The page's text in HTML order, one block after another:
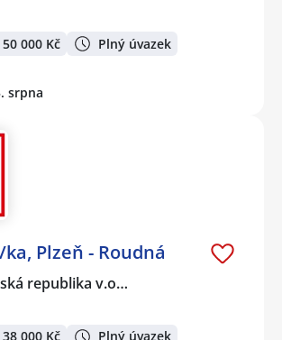
000 Kč Plný úvazek
srpna
Plzeň - Roudná
republika v.o…
000 Kč Plný úvazek